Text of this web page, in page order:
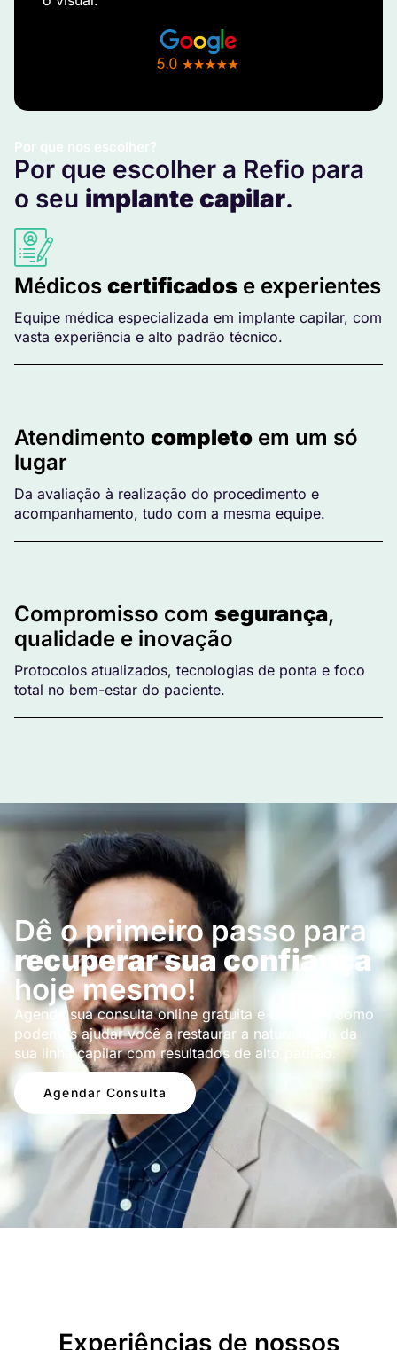
Por que nos escolher?
Por que escolher a Refio para
o seu implante capilar.
Médicos certificados e experientes
Equipe médica especializada em implante capilar, com
vasta experiência e alto padrão técnico.
Atendimento completo em um só
lugar
Da avaliação à realização do procedimento e
acompanhamento, tudo com a mesma equipe.
Compromisso com segurança,
qualidade e inovação
Protocolos atualizados, tecnologias de ponta e foco
total no bem-estar do paciente.
Dê o primeiro passo para
recuperar sua confiança
hoje mesmo!
Agende sua consulta online gratuita e descubra como
podemos ajudar você a restaurar a naturalidade da
sua linha capilar com resultados de alto padrão.
Agendar Consulta
Experiências de nossos